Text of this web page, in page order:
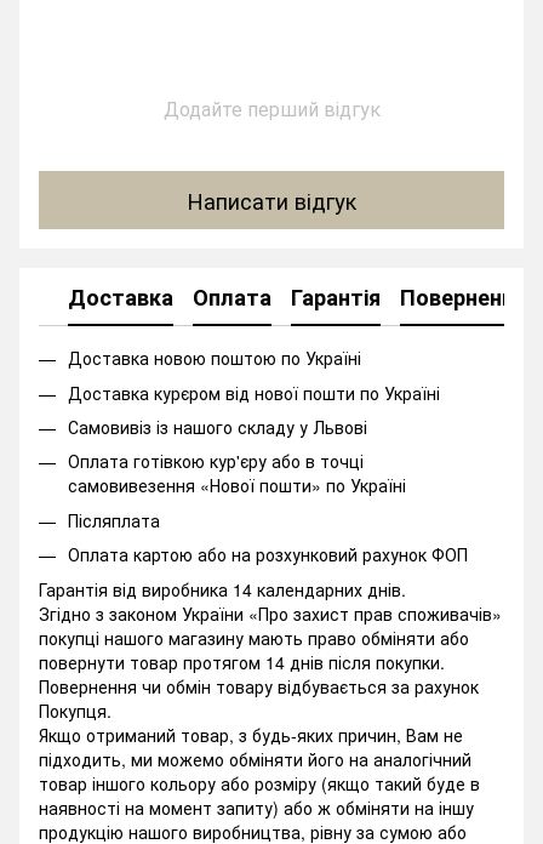
Додайте перший відгук
Написати відгук
Доставка Оплата Гарантія Повернення
Доставка новою поштою по Україні
Доставка курєром від нової пошти по Україні
Самовивіз із нашого складу у Львові
Оплата готівкою кур'єру або в точці
самовивезення «Нової пошти» по Україні
Післяплата
Оплата картою або на розхунковий рахунок ФОП
Гарантія від виробника 14 календарних днів.
Згідно з законом України «Про захист прав споживачів»
покупці нашого магазину мають право обміняти або
повернути товар протягом 14 днів після покупки.
Повернення чи обмін товару відбувається за рахунок
Покупця.
Якщо отриманий товар, з будь-яких причин, Вам не
підходить, ми можемо обміняти його на аналогічний
товар іншого кольору або розміру (якщо такий буде в
наявності на момент запиту) або ж обміняти на іншу
продукцію нашого виробництва, рівну за сумою або